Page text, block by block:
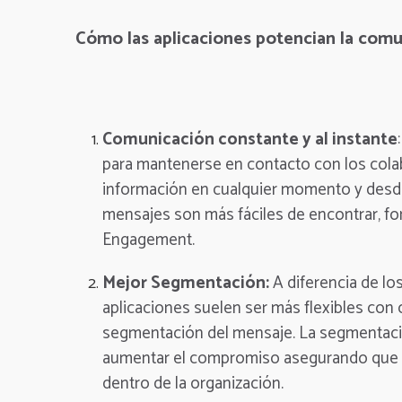
Cómo las aplicaciones potencian la
Comunicación constante y al instante
para mantenerse en contacto con los
información en cualquier momento y
mensajes son más fáciles de encontrar,
Engagement.
Mejor Segmentación:A diferencia de
aplicaciones suelen ser más flexibles
segmentación del mensaje. La
aumentar el compromiso asegurando
dentro de la organización.